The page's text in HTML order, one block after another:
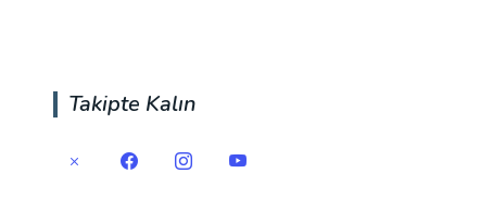
Takipte Kalın